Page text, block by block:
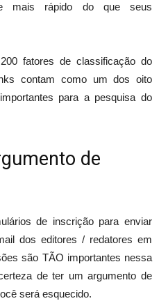
mais rápido do que seus
fatores de classificação do
contam como um dos oito
para a pesquisa do
de
de inscrição para enviar
dos editores / redatores em
são TÃO importantes nessa
de ter um argumento de
será esquecido.